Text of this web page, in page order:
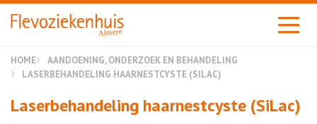
Almere
HOME
AANDOENING, ONDERZOEK EN BEHANDELING
LASERBEHANDELING HAARNESTCYSTE (SILAC)
Laserbehandeling haarnestcyste (SiLac)